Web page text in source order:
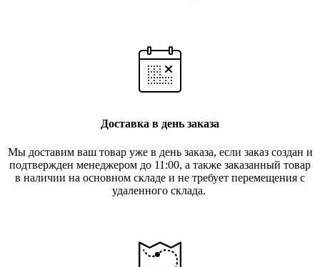
Доставка в день заказа
Мы доставим ваш товар уже в день заказа, если заказ создан и
подтвержден менеджером до 11:00, а также заказанный товар
в наличии на основном складе и не требует перемещения с
удаленного склада.